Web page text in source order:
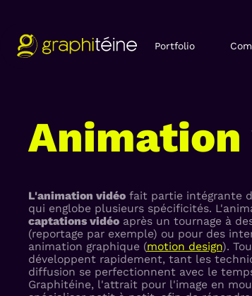
Portfolio
Animation
L'animation vidéofait partie intégrante
qui englobe plusieurs spécificités.
captations vidéoaprès un tournage à
(reportage par exemple) ou pour des
animation graphique (motion design).
développent rapidement, tant les
diffusion se perfectionnent avec le
Graphitéine, l'attrait pour l'image en